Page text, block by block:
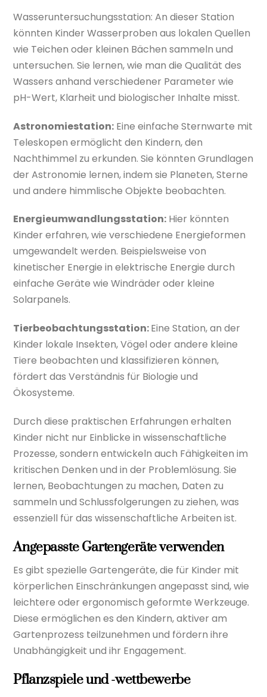
Wasseruntersuchungsstation: An dieser Station
könnten Kinder Wasserproben aus lokalen Quellen
wie Teichen oder kleinen Bächen sammeln und
untersuchen. Sie lernen, wie man die Qualität des
Wassers anhand verschiedener Parameter wie
pH-Wert, Klarheit und biologischer Inhalte misst.
Astronomiestation: Eine einfache Sternwarte mit
Teleskopen ermöglicht den Kindern, den
Nachthimmel zu erkunden. Sie könnten Grundlagen
der Astronomie lernen, indem sie Planeten, Sterne
und andere himmlische Objekte beobachten.
Energieumwandlungsstation: Hier könnten
Kinder erfahren, wie verschiedene Energieformen
umgewandelt werden. Beispielsweise von
kinetischer Energie in elektrische Energie durch
einfache Geräte wie Windräder oder kleine
Solarpanels.
Tierbeobachtungsstation:Eine Station, an der
Kinder lokale Insekten, Vögel oder andere kleine
Tiere beobachten und klassifizieren können,
fördert das Verständnis für Biologie und
Ökosysteme.
Durch diese praktischen Erfahrungen erhalten
Kinder nicht nur Einblicke in wissenschaftliche
Prozesse, sondern entwickeln auch Fähigkeiten im
kritischen Denken und in der Problemlösung. Sie
lernen, Beobachtungen zu machen, Daten zu
sammeln und Schlussfolgerungen zu ziehen, was
essenziell für das wissenschaftliche Arbeiten ist.
Angepasste Gartengeräte verwenden
Es gibt spezielle Gartengeräte, die für Kinder mit
körperlichen Einschränkungen angepasst sind, wie
leichtere oder ergonomisch geformte Werkzeuge.
Diese ermöglichen es den Kindern, aktiver am
Gartenprozess teilzunehmen und fördern ihre
Unabhängigkeit und ihr Engagement.
Pflanzspiele und -wettbewerbe